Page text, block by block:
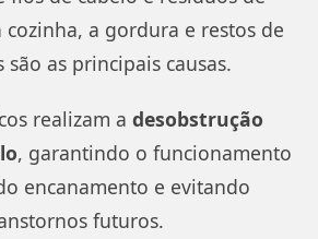
cozinha, a gordura e restos de
são as principais causas.
realizam a desobstrução
, garantindo o funcionamento
encanamento e evitando
futuros.